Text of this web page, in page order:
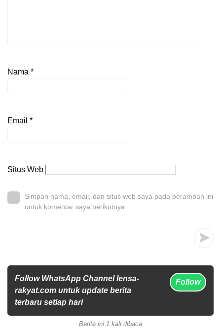
Nama *
Email *
Situs Web
Simpan nama, email, dan situs web saya pada peramban ini
untuk komentar saya berikutnya.
Follow WhatsApp Channel lensa-
rakyat.com untuk update berita
terbaru setiap hari
Follow
Berita ini 1 kali dibaca